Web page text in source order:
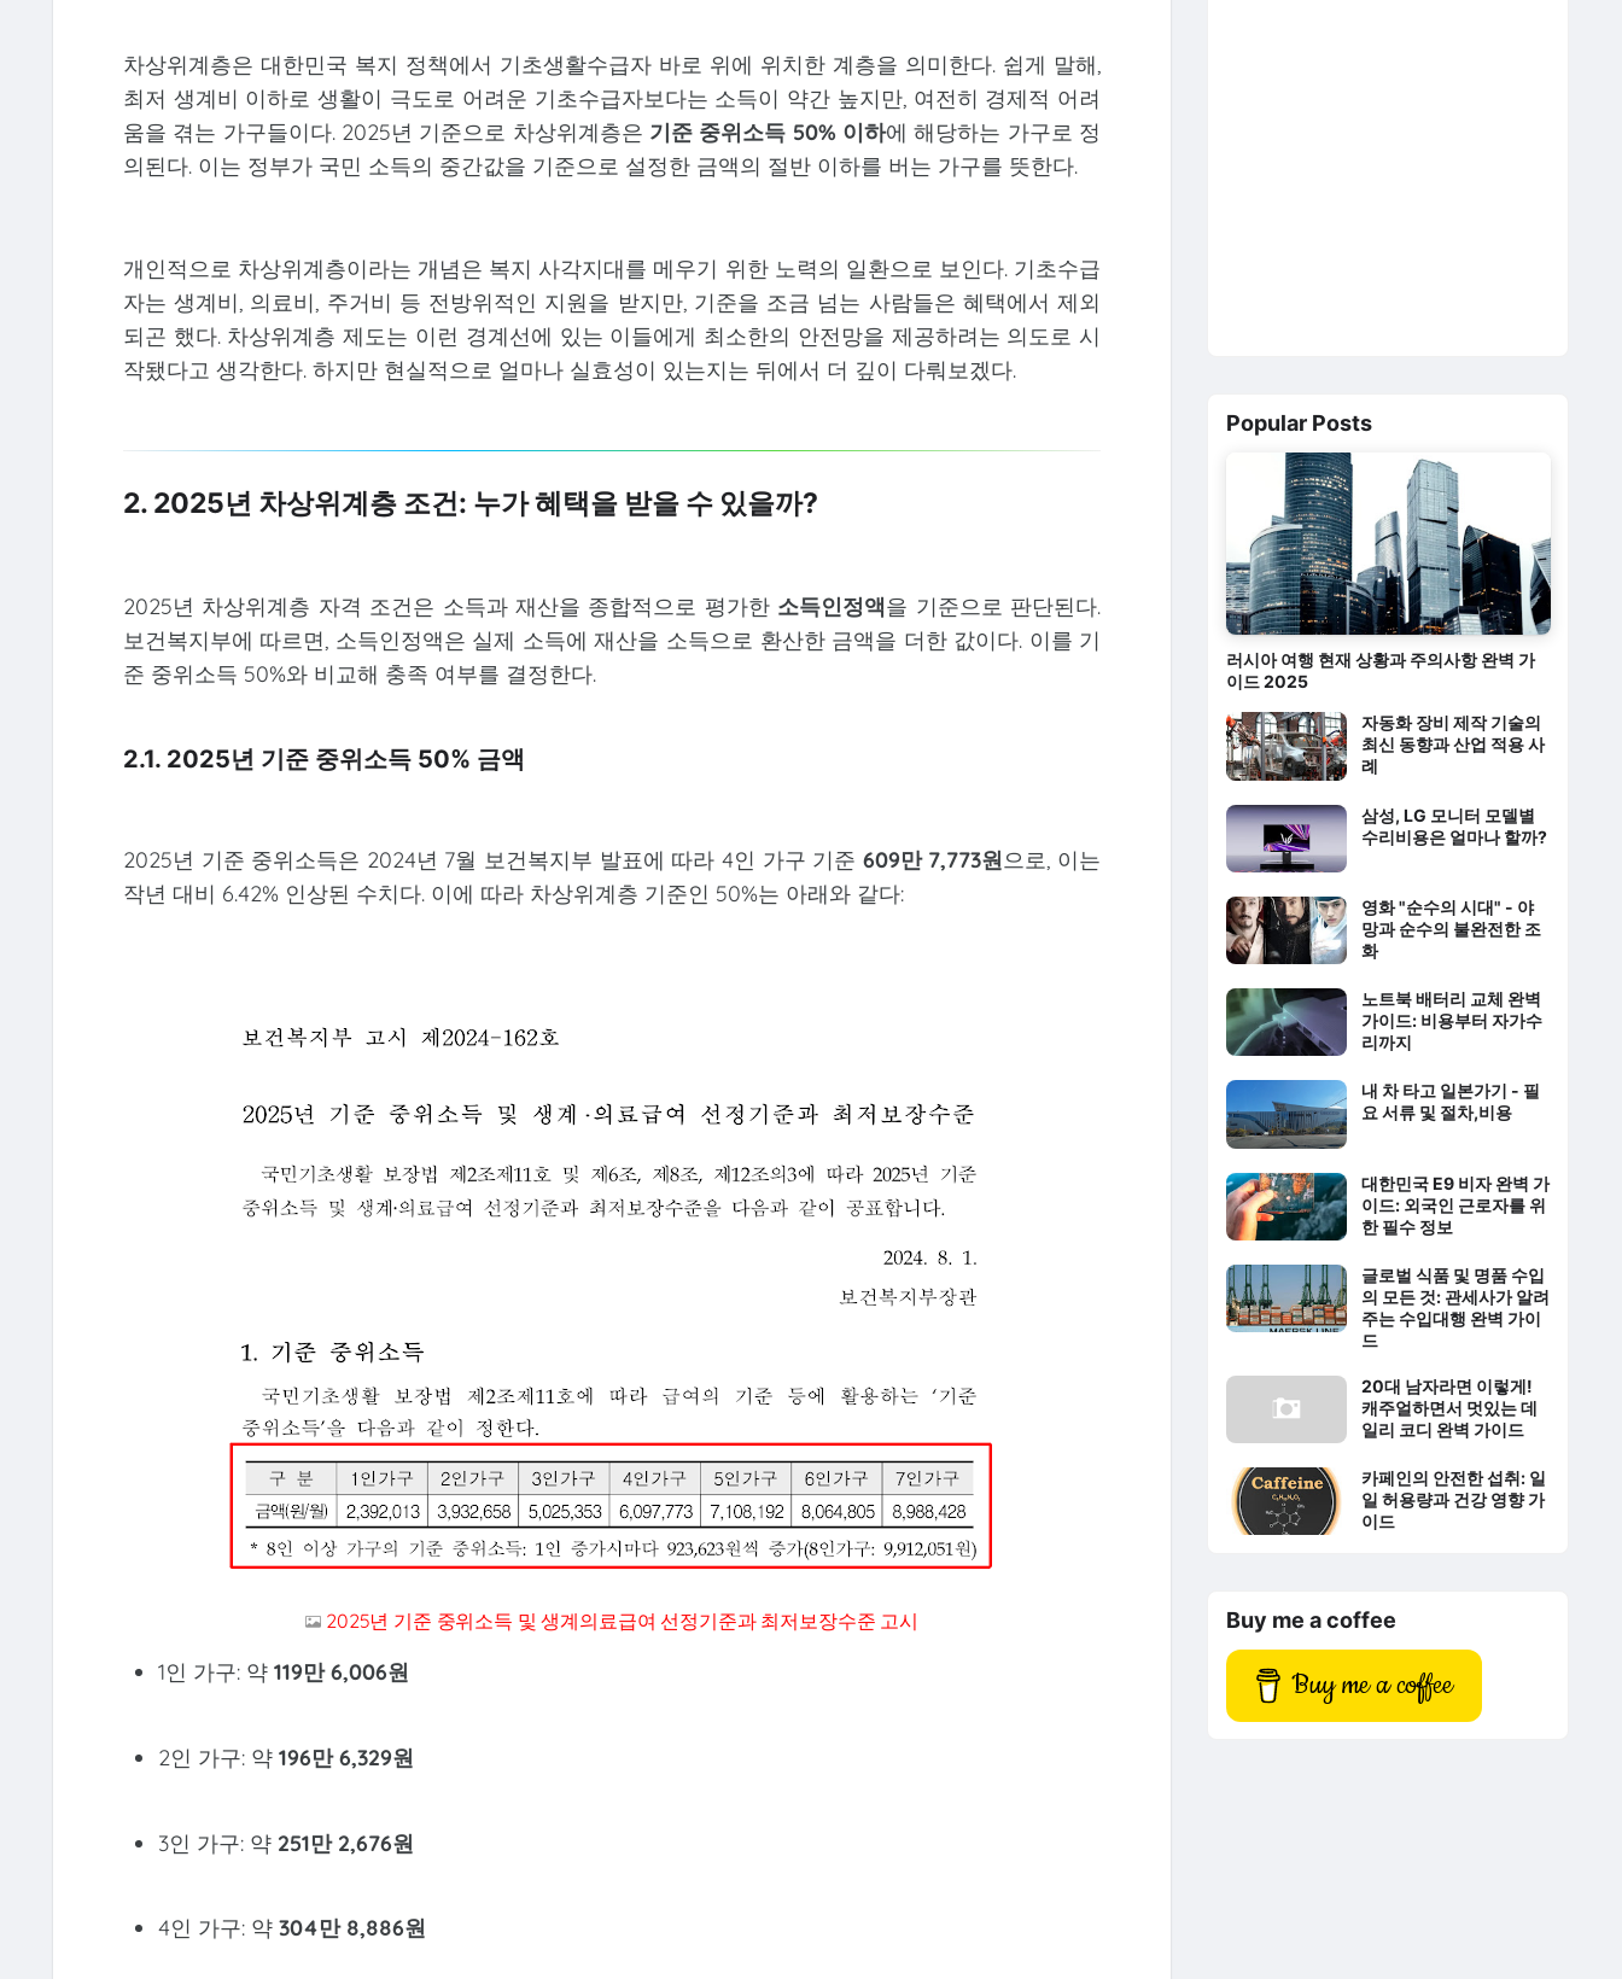
차상위계층은 대한민국 복지 정책에서 기초생활수급자 바로 위에 위치한 계층을 의미한다. 쉽게 말해,
최저 생계비 이하로 생활이 극도로 어려운 기초수급자보다는 소득이 약간 높지만, 여전히 경제적 어려
움을 겪는 가구들이다. 2025년 기준으로 차상위계층은 기준 중위소득 50% 이하에 해당하는 가구로 정
의된다. 이는 정부가 국민 소득의 중간값을 기준으로 설정한 금액의 절반 이하를 버는 가구를 뜻한다.
개인적으로 차상위계층이라는 개념은 복지 사각지대를 메우기 위한 노력의 일환으로 보인다. 기초수급
자는 생계비, 의료비, 주거비 등 전방위적인 지원을 받지만, 기준을 조금 넘는 사람들은 혜택에서 제외
되곤 했다. 차상위계층 제도는 이런 경계선에 있는 이들에게 최소한의 안전망을 제공하려는 의도로 시
작됐다고 생각한다. 하지만 현실적으로 얼마나 실효성이 있는지는 뒤에서 더 깊이 다뤄보겠다.
2. 2025년 차상위계층 조건: 누가 혜택을 받을 수 있을까?
2025년 차상위계층 자격 조건은 소득과 재산을 종합적으로 평가한 소득인정액을 기준으로 판단된다.
보건복지부에 따르면, 소득인정액은 실제 소득에 재산을 소득으로 환산한 금액을 더한 값이다. 이를 기
준 중위소득 50%와 비교해 충족 여부를 결정한다.
2.1. 2025년 기준 중위소득 50% 금액
2025년 기준 중위소득은 2024년 7월 보건복지부 발표에 따라 4인 가구 기준 609만 7,773원으로, 이는
작년 대비 6.42% 인상된 수치다. 이에 따라 차상위계층 기준인 50%는 아래와 같다:
2025년 기준 중위소득 및 생계의료급여 선정기준과 최저보장수준 고시
1인 가구: 약119만 6,006원
2인 가구: 약196만 6,329원
3인 가구: 약 251만 2,676원
4인 가구: 약304만 8,886원
Popular Posts
러시아 여행 현재 상황과 주의사항 완벽 가
이드 2025
자동화 장비 제작 기술의
최신 동향과 산업 적용 사
례
삼성, LG 모니터 모델별
수리비용은 얼마나 할까?
영화 "순수의 시대" - 야
망과 순수의 불완전한 조
화
노트북 배터리 교체 완벽
가이드: 비용부터 자가수
리까지
내 차 타고 일본가기 - 필
요 서류 및 절차,비용
대한민국 E9 비자 완벽 가
이드: 외국인 근로자를 위
한 필수 정보
글로벌 식품 및 명품 수입
의 모든 것: 관세사가 알려
주는 수입대행 완벽 가이
드
20대 남자라면 이렇게!
캐주얼하면서 멋있는 데
일리 코디 완벽 가이드
카페인의 안전한 섭취: 일
일 허용량과 건강 영향 가
이드
Buy me a coffee
Buy me a coffee